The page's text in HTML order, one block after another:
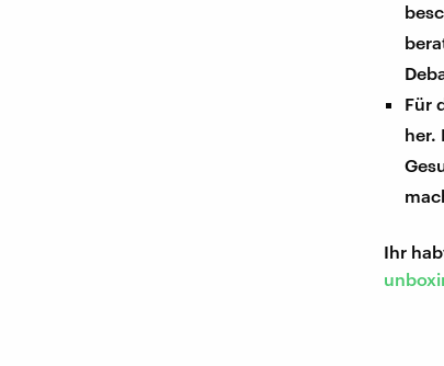
Für
her.
Ihr